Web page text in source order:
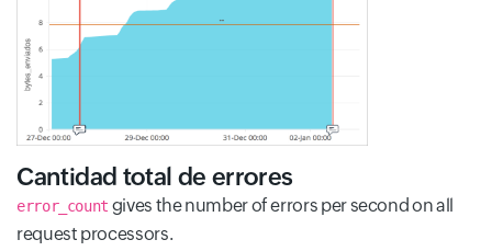
Cantidad total de errores
error_count gives the number of errors per second on all
request processors.